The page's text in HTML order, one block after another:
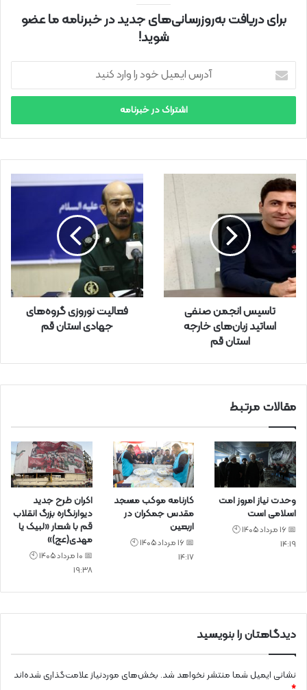
برای دریافت به‌روزرسانی‌های جدید در خبرنامه ما عضو
شوید!
ر
ا
ی
ل
خ
و
د
ر
ا
و
ا
ر
تاسیس انجمن صنفی
اساتید زبان‌های خارجه
استان قم
فعالیت نوروزی گروه‌های
جهادی استان قم
مقالات مرتبط
وحدت نیاز امروز امت
اسلامی است
📅 16 مرداد 1405 🕙
14:19
کارنامه موکب مسجد
مقدس جمکران در
اربعین
📅 16 مرداد 1405 🕙
14:17
اکران طرح جدید
دیوارنگاره بزرگ انقلاب
قم با شعار «لبیک یا
مهدی(عج)»
📅 10 مرداد 1405 🕙
19:38
دیدگاهتان را بنویسید
نشانی ایمیل شما منتشر نخواهد شد. بخش‌های موردنیاز علامت‌گذاری شده‌اند